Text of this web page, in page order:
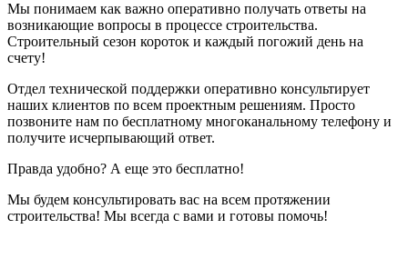
Мы понимаем как важно оперативно получать ответы на
возникающие вопросы в процессе строительства.
Строительный сезон короток и каждый погожий день на
счету!
Отдел технической поддержки оперативно консультирует
наших клиентов по всем проектным решениям. Просто
позвоните нам по бесплатному многоканальному телефону и
получите исчерпывающий ответ.
Правда удобно? А еще это бесплатно!
Мы будем консультировать вас на всем протяжении
строительства! Мы всегда с вами и готовы помочь!